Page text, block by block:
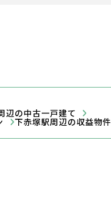
辺の中古一戸建て
下赤塚駅周辺の収益物件